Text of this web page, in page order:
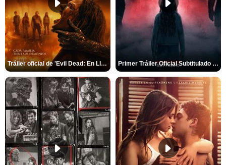
Tráiler oficial de 'Evil Dead: En Llamas' Primer Tráiler Oficial Subtitulado de 'La Noche Del Demonio: Están Entre Nosotros'